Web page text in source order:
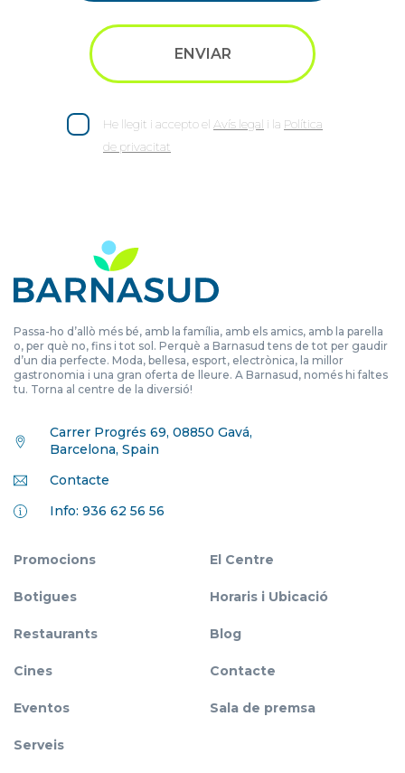
He llegit i accepto el Avís legal i la Política
de privacitat
Passa-ho d’allò més bé, amb la família, amb els amics, amb la parella
o, per què no, fins i tot sol. Perquè a Barnasud tens de tot per gaudir
d’un dia perfecte. Moda, bellesa, esport, electrònica, la millor
gastronomia i una gran oferta de lleure. A Barnasud, només hi faltes
tu. Torna al centre de la diversió!
Carrer Progrés 69, 08850 Gavá,
Barcelona, Spain
Contacte
Info: 936 62 56 56
Promocions
Botigues
Restaurants
Cines
Eventos
Serveis
El Centre
Horaris i Ubicació
Blog
Contacte
Sala de premsa